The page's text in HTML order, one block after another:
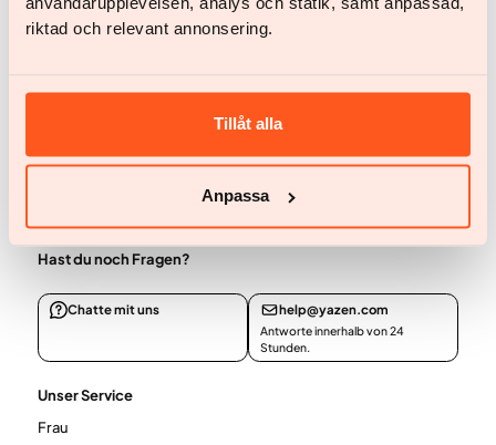
riktad och relevant annonsering.
Tillåt alla
Anpassa
Keto-Diät funktioniert, was die Forschung sagt und
welche Vor- und Nachteile es gibt.
Hast du noch Fragen?
Chatte mit uns help@yazen.com
Antworte innerhalb von 24
Stunden.
Unser Service
Frau